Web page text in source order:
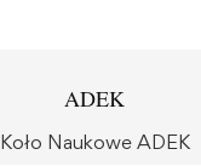
ADEK
Koło Naukowe ADEK